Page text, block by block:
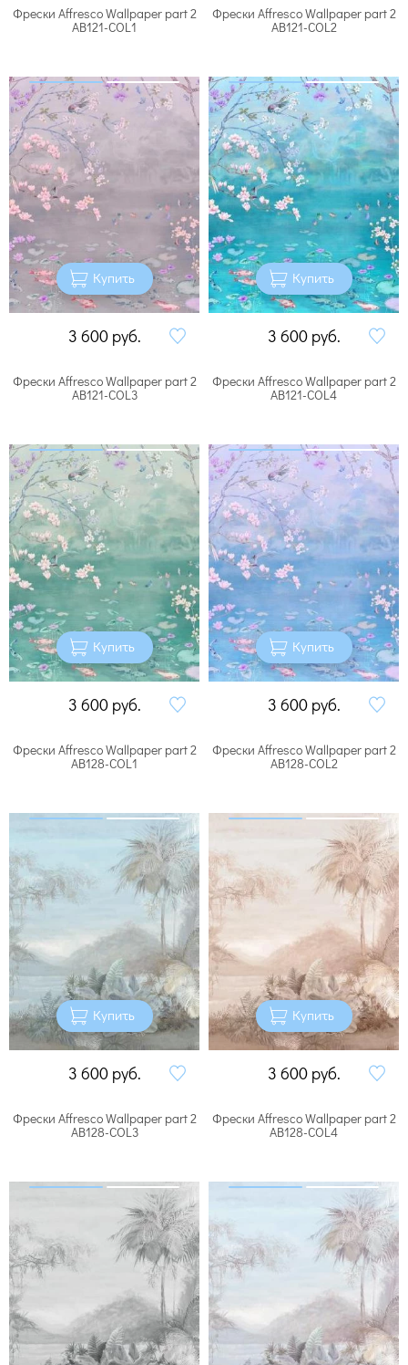
Фрески Affresco Wallpaper part 2
AB121-COL1
Купить
3 600 руб.
Фрески Affresco Wallpaper part 2
AB121-COL2
Купить
3 600 руб.
Фрески Affresco Wallpaper part 2
AB121-COL3
Купить
3 600 руб.
Фрески Affresco Wallpaper part 2
AB121-COL4
Купить
3 600 руб.
Фрески Affresco Wallpaper part 2
AB128-COL1
Купить
3 600 руб.
Фрески Affresco Wallpaper part 2
AB128-COL2
Купить
3 600 руб.
Фрески Affresco Wallpaper part 2
AB128-COL3
Фрески Affresco Wallpaper part 2
AB128-COL4